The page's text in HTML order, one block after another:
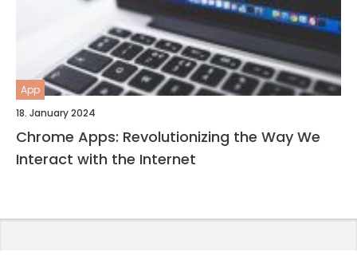
App
18. January 2024
Chrome Apps: Revolutionizing the Way We
Interact with the Internet